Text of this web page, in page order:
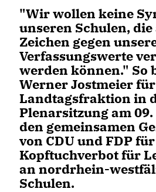
"Wir wollen keine
unseren Schulen,
Zeichen gegen
Verfassungswerte
werden können." So
Werner Jostmeier
Landtagsfraktion in
Plenarsitzung am
den gemeinsamen
von CDU und FDP
Kopftuchverbot für
an nordrhein-
Schulen.